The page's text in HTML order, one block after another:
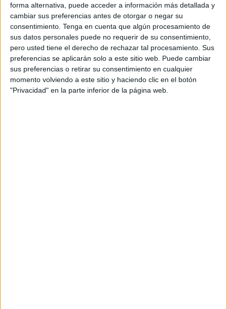
forma alternativa, puede acceder a información más detallada y
cambiar sus preferencias antes de otorgar o negar su
consentimiento. Tenga en cuenta que algún procesamiento de
sus datos personales puede no requerir de su consentimiento,
pero usted tiene el derecho de rechazar tal procesamiento. Sus
preferencias se aplicarán solo a este sitio web. Puede cambiar
sus preferencias o retirar su consentimiento en cualquier
momento volviendo a este sitio y haciendo clic en el botón
"Privacidad" en la parte inferior de la página web.
Comentarios
Maria-Cortes dice
11 MAYO, 2019 EN 6:16 PM